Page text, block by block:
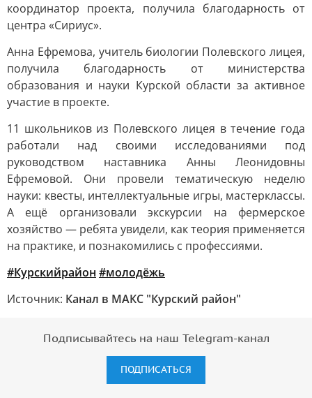
координатор проекта, получила благодарность от
центра «Сириус».
Анна Ефремова, учитель биологии Полевского лицея,
получила благодарность от министерства
образования и науки Курской области за активное
участие в проекте.
11 школьников из Полевского лицея в течение года
работали над своими исследованиями под
руководством наставника Анны Леонидовны
Ефремовой. Они провели тематическую неделю
науки: квесты, интеллектуальные игры, мастерклассы.
А ещё организовали экскурсии на фермерское
хозяйство — ребята увидели, как теория применяется
на практике, и познакомились с профессиями.
#Курскийрайон #молодёжь
Источник: Канал в МАКС "Курский район"
Подписывайтесь на наш Telegram-канал
ПОДПИСАТЬСЯ